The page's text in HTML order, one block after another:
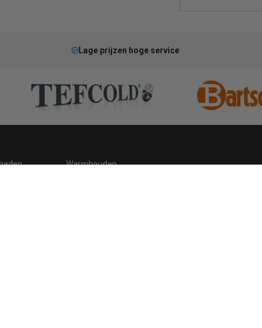
Lage prijzen hoge service
Warmhouden